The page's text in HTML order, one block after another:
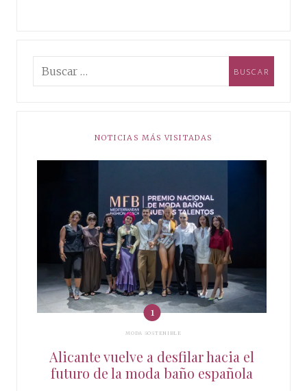
NOTICIAS MÁS VISITADAS
MODA SOSTENIBLE
Alicante vuelve a desfilar hacia el
futuro de la moda baño española